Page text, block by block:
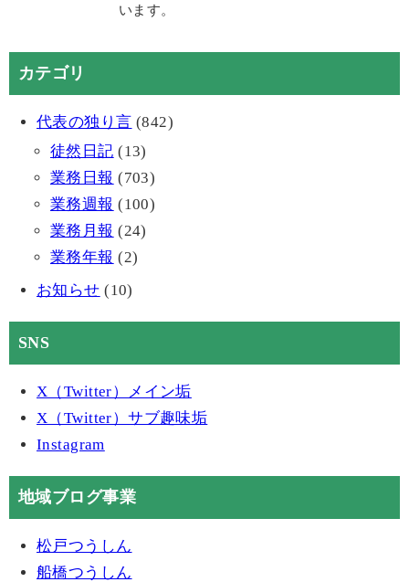
います。
カテゴリ
代表の独り言 (842)
徒然日記 (13)
業務日報 (703)
業務週報 (100)
業務月報 (24)
業務年報 (2)
お知らせ (10)
SNS
X（Twitter）メイン垢
X（Twitter）サブ趣味垢
Instagram
地域ブログ事業
松戸つうしん
船橋つうしん